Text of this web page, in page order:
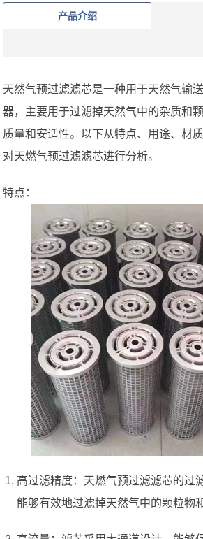
产品介绍
天然气预过滤滤芯是一种用于天然气输
器，主要用于过滤掉天然气中的杂质和
质量和安适性。以下从特点、用途、材
对天燃气预过滤滤芯进行分析。
特点：
高过滤精度：天燃气预过滤滤芯的过
能够有效地过滤掉天然气中的颗粒物